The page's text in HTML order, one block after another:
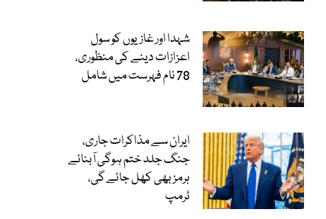
شہدا اور غازیوں کو سول
اعزازات دینے کی منظوری،
78 نام فہرست میں شامل
ایران سے مذاکرات جاری،
جنگ جلد ختم ہوگی آبنائے
ہرمز بھی کھل جائے گی،
ٹرمپ